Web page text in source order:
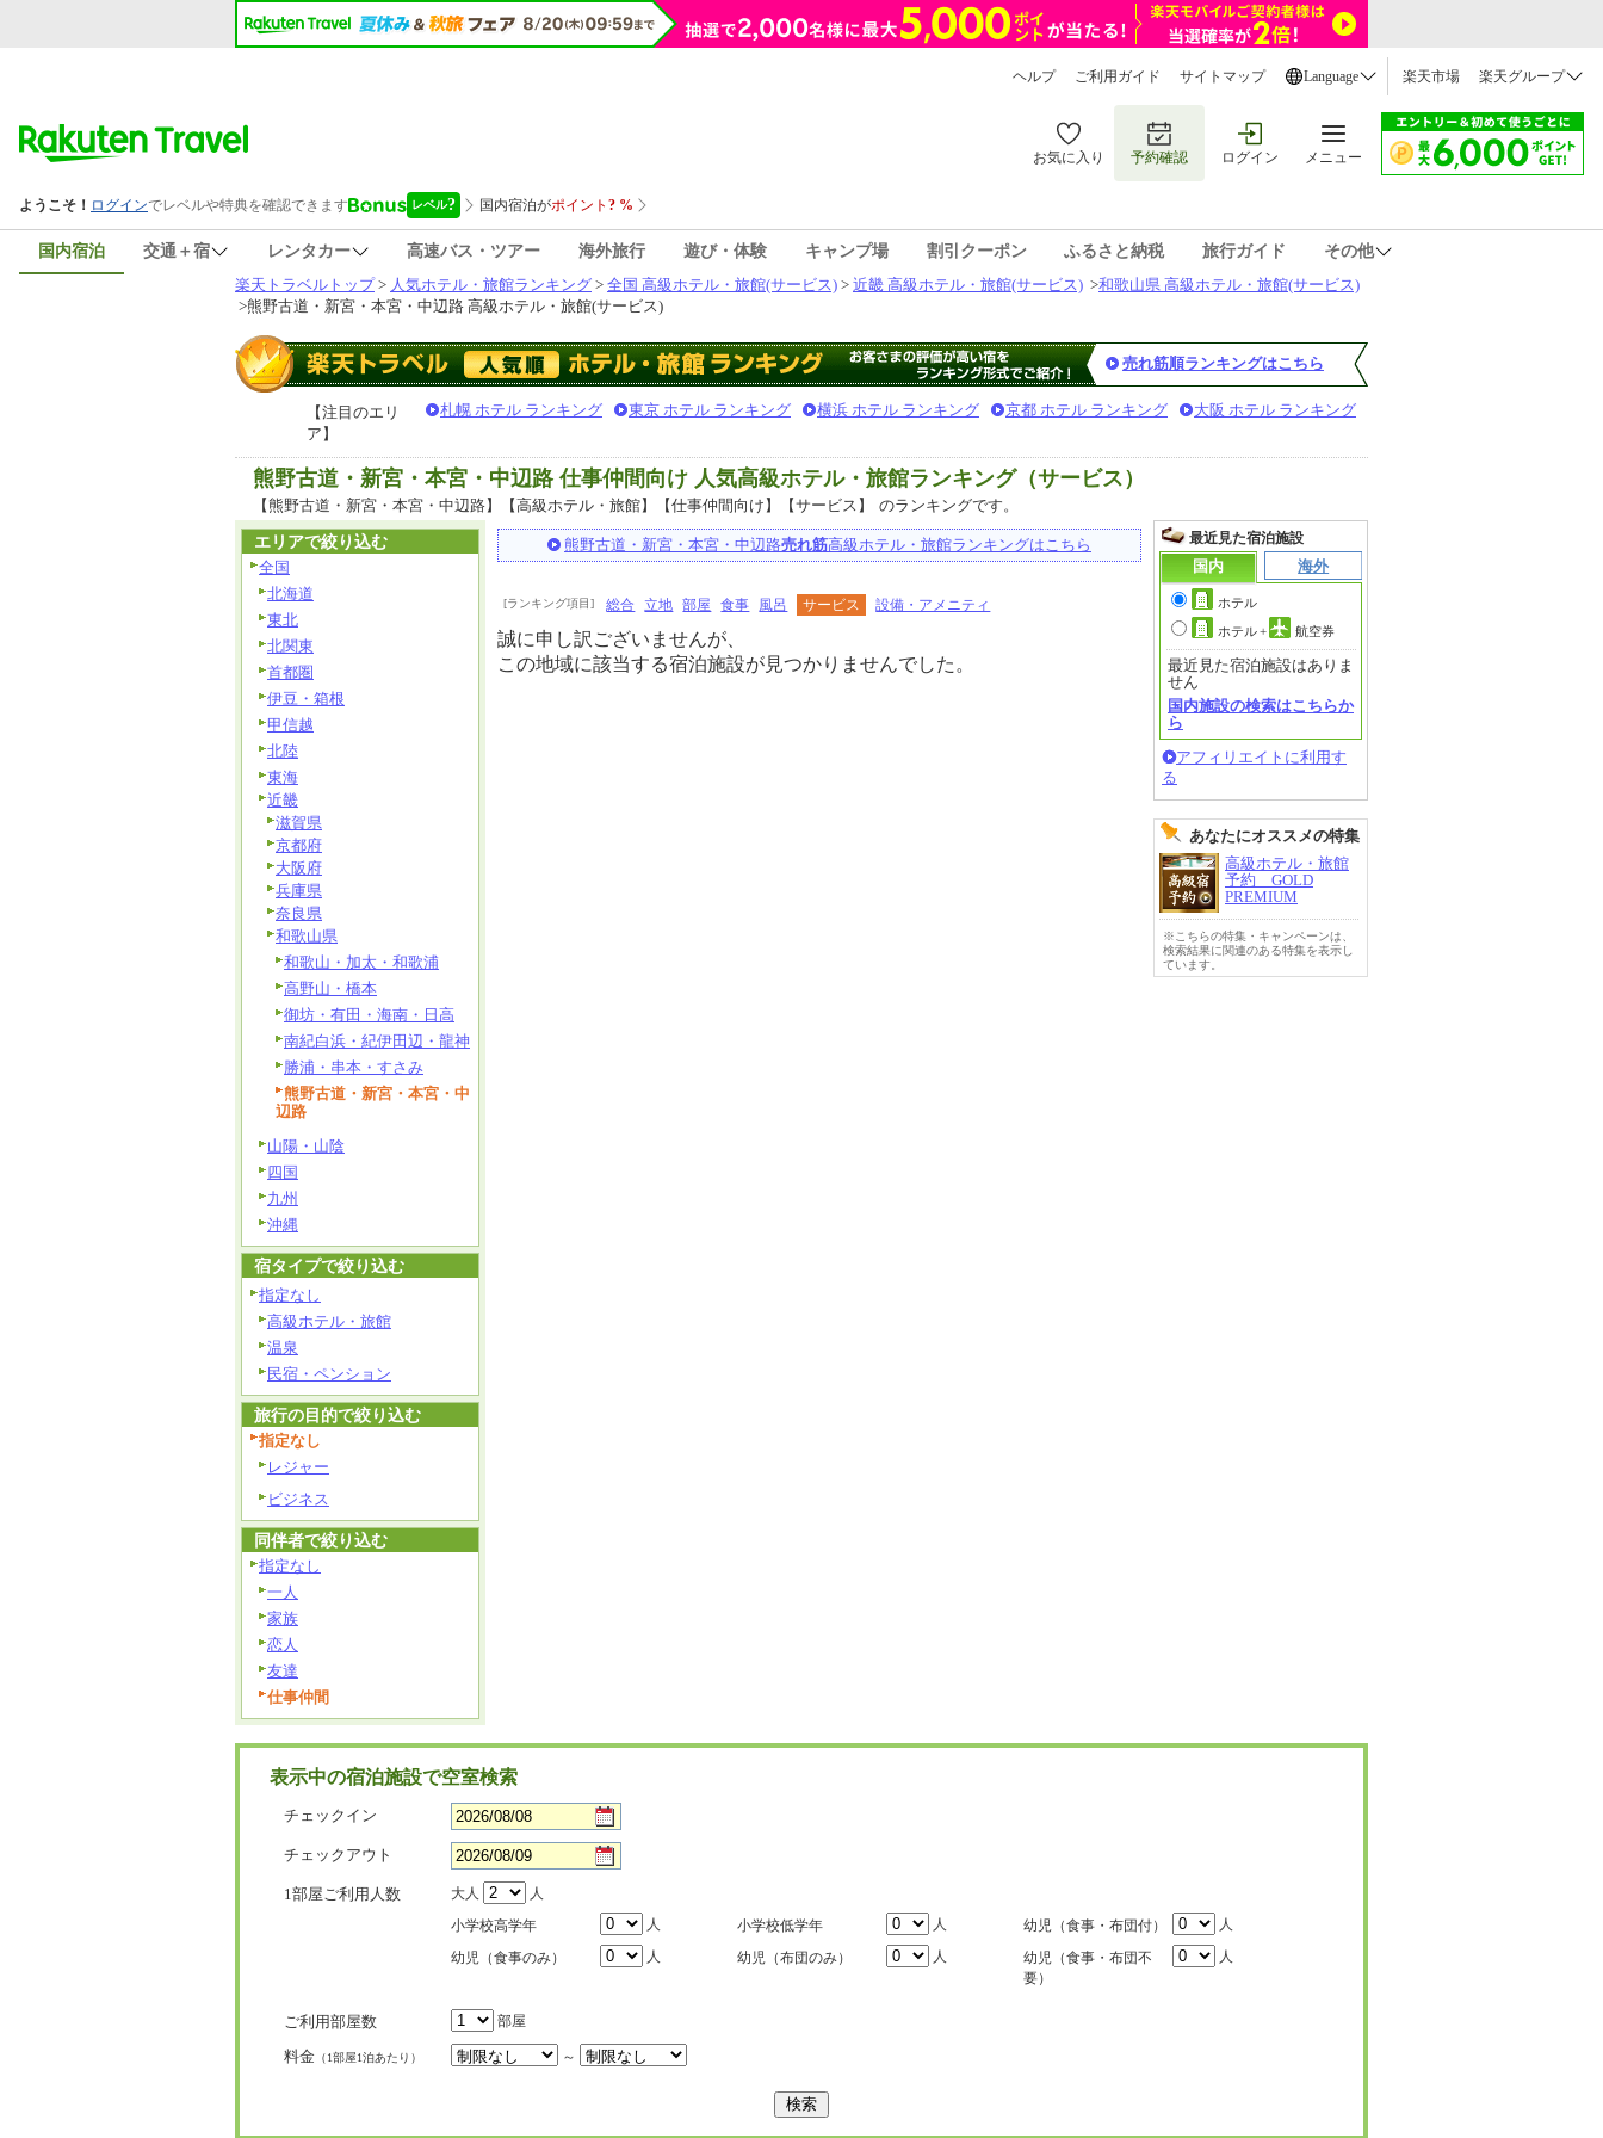
ヘルプ ご利用ガイド サイトマップ Language 楽天市場 楽天グループ
お気に入り 予約確認 ログイン メニュー
国内宿泊 交通＋宿 レンタカー 高速バス・ツアー 海外旅行 遊び・体験 キャンプ場 割引クーポン ふるさと納税 旅行ガイド
その他
楽天トラベルトップ> 人気ホテル・旅館ランキング > 全国 高級ホテル・旅館(サービス) > 近畿 高級ホテル・旅館(サービス) >和歌山県 高級ホテル・旅館(サービス)
>熊野古道・新宮・本宮・中辺路 高級ホテル・旅館(サービス)
売れ筋順ランキングはこちら
【注目のエリ
ア】
札幌 ホテル ランキング 東京 ホテル ランキング 横浜 ホテル ランキング 京都 ホテル ランキング 大阪 ホテル ランキング
熊野古道・新宮・本宮・中辺路 仕事仲間向け 人気高級ホテル・旅館ランキング（サービス）
【熊野古道・新宮・本宮・中辺路】【高級ホテル・旅館】【仕事仲間向け】【サービス】 のランキングです。
熊野古道・新宮・本宮・中辺路売れ筋高級ホテル・旅館ランキングはこちら
[ランキング項目] 総合 立地 部屋 食事 風呂 サービス 設備・アメニティ
誠に申し訳ございませんが、
この地域に該当する宿泊施設が見つかりませんでした。
最近見た宿泊施設
国内
海外
ホテル
ホテル+ 航空券
最近見た宿泊施設はありま
せん
国内施設の検索はこちらか
ら
アフィリエイトに利用す
る
あなたにオススメの特集
高級ホテル・旅館
予約 GOLD
PREMIUM
※こちらの特集・キャンペーンは、
検索結果に関連のある特集を表示し
ています。
エリアで絞り込む
全国
北海道
東北
北関東
首都圏
伊豆・箱根
甲信越
北陸
東海
近畿
滋賀県
京都府
大阪府
兵庫県
奈良県
和歌山県
和歌山・加太・和歌浦
高野山・橋本
御坊・有田・海南・日高
南紀白浜・紀伊田辺・龍神
勝浦・串本・すさみ
熊野古道・新宮・本宮・中
辺路
山陽・山陰
四国
九州
沖縄
宿タイプで絞り込む
指定なし
高級ホテル・旅館
温泉
民宿・ペンション
旅行の目的で絞り込む
指定なし
レジャー
ビジネス
同伴者で絞り込む
指定なし
一人
家族
恋人
友達
仕事仲間
表示中の宿泊施設で空室検索
チェックイン
チェックアウト
1部屋ご利用人数 大人
人
小学校高学年
人 小学校低学年 人 幼児（食事・布団付）
人
幼児（食事のみ）
人 幼児（布団のみ） 人
幼児（食事・布団不
要）
人
ご利用部屋数 部屋
料金 （1部屋1泊あたり） ～